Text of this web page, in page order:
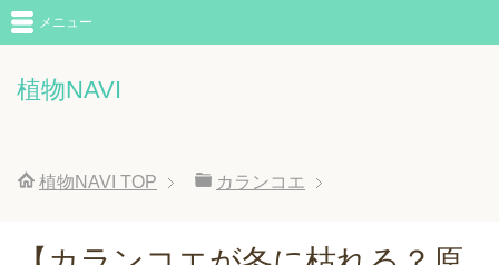
植物NAVI
メニュー
植物NAVI TOP カランコエ